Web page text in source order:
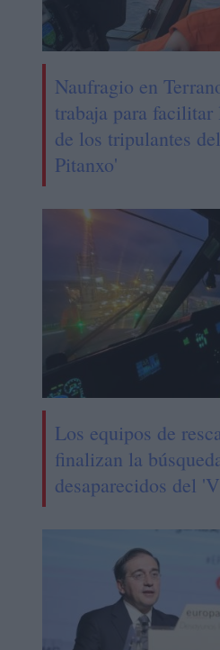
Naufragio en
trabaja para
de los tripulantes
Pitanxo'
Los equipos de
finalizan la
desaparecidos del